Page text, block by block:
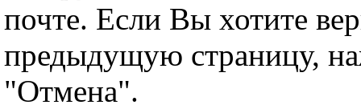
почте. Если Вы хотите
предыдущую страницу,
"Отмена".